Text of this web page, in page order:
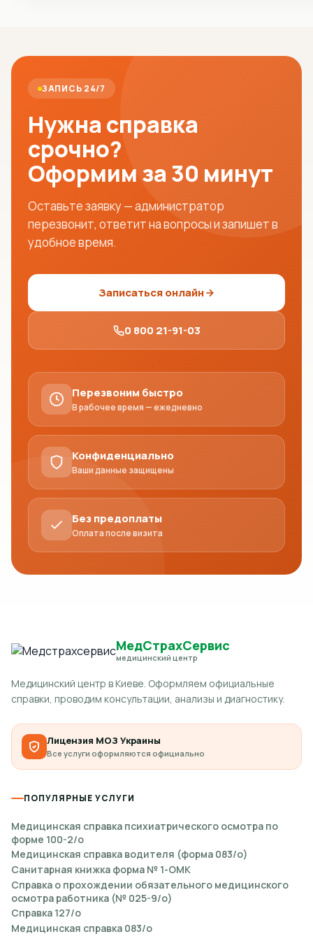
ЗАПИСЬ 24/7
Нужна справка
срочно?
Оформим за 30 минут
Оставьте заявку — администратор
перезвонит, ответит на вопросы и запишет в
удобное время.
Записаться онлайн
0 800 21-91-03
Перезвоним быстро
В рабочее время — ежедневно
Конфиденциально
Ваши данные защищены
Без предоплаты
Оплата после визита
МедСтрахСервис
медицинский центр
Медицинский центр в Киеве. Оформляем официальные
справки, проводим консультации, анализы и диагностику.
Лицензия МОЗ Украины
Все услуги оформляются официально
ПОПУЛЯРНЫЕ УСЛУГИ
Медицинская справка психиатрического осмотра по
форме 100-2/о
Медицинская справка водителя (форма 083/о)
Санитарная книжка форма № 1-ОМК
Справка о прохождении обязательного медицинского
осмотра работника (№ 025-9/о)
Справка 127/о
Медицинская справка 083/о